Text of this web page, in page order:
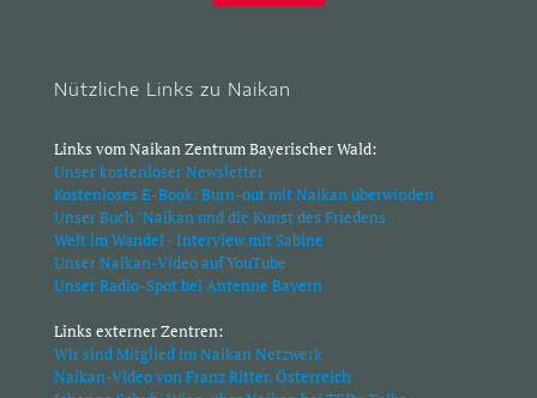
Nützliche Links zu Naikan
Links vom Naikan Zentrum Bayerischer Wald:
Unser kostenloser Newsletter
Kostenloses E-Book: Burn-out mit Naikan überwinden
Unser Buch "Naikan und die Kunst des Friedens
Welt im Wandel - Interview mit Sabine
Unser Naikan-Video auf YouTube
Unser Radio-Spot bei Antenne Bayern
Links externer Zentren:
Wir sind Mitglied im Naikan Netzwerk
Naikan-Video von Franz Ritter, Österreich